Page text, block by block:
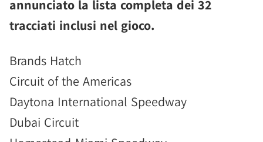
annunciato la lista completa dei 32
tracciati inclusi nel gioco.
Brands Hatch
Circuit of the Americas
Daytona International Speedway
Dubai Circuit